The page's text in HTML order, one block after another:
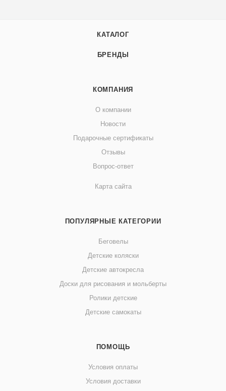
КАТАЛОГ
БРЕНДЫ
КОМПАНИЯ
О компании
Новости
Подарочные сертификаты
Отзывы
Вопрос-ответ
Карта сайта
ПОПУЛЯРНЫЕ КАТЕГОРИИ
Беговелы
Детские коляски
Детские автокресла
Доски для рисования и мольберты
Ролики детские
Детские самокаты
ПОМОЩЬ
Условия оплаты
Условия доставки